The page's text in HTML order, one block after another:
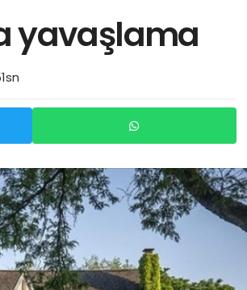
yavaşlama